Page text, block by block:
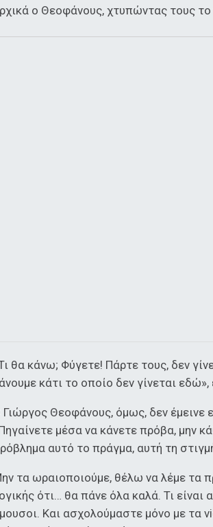
ο Θεοφάνους, χτυπώντας τους
θα κάνω; Φύγετε! Πάρτε τους, δεν
κάτι το οποίο δεν γίνεται
Γιώργος Θεοφάνους, όμως, δεν έμεινε
μέσα να κάνετε πρόβα, μην
αυτό το πράγμα, αυτή τη
τα ωραιοποιούμε, θέλω να λέμε τα
ότι… θα πάνε όλα καλά. Τι
Και ασχολούμαστε μόνο με τα